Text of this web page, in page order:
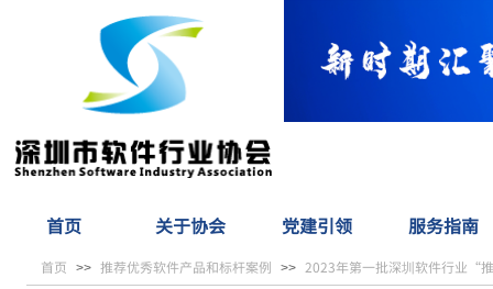
首页 关于协会 党建引领 服务指南
首页 >> 推荐优秀软件产品和标杆案例 >> 2023年第一批深圳软件行业